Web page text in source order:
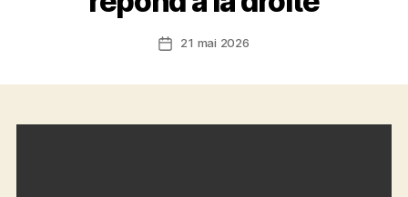
Date21 mai 2026